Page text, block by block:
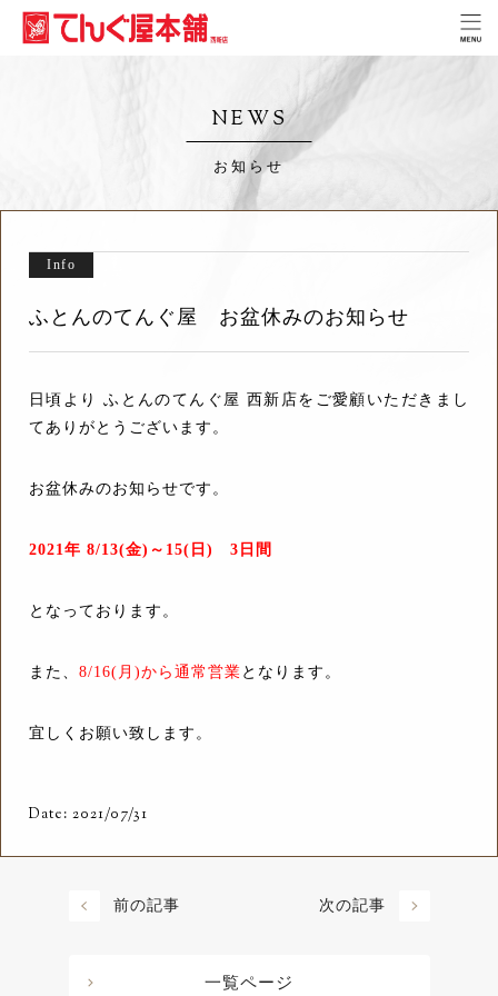
NEWS
お知らせ
ふとんのてんぐ屋 お盆休みのお知らせ
Info
日頃より ふとんのてんぐ屋 西新店をご愛顧いただきまし
てありがとうございます。
お盆休みのお知らせです。
2021年 8/13(金)～15(日) 3日間
となっております。
また、 8/16(月)から通常営業 となります。
宜しくお願い致します。
Date: 2021/07/31
前の記事 次の記事
一覧ページ